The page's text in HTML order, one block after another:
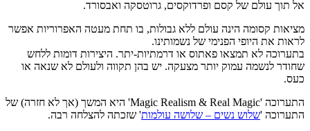
אל תוך עולם של קסם ופרדוקסים, גרוטסקה ואבסורד.
מציאות קסומה הינה עולם ללא גבולות, בו תחת מעטה האפרוריות אפשר
לראות את היופי הפנימי של נשמותינו.
בתערוכה לא תמצאו פאתוס או דרמתיות-יתר. היצירות דומות ללחש
שחודר לנשמה עמוק יותר מצעקה. יש בהן תקווה ולעולם לא שנאה או
כעס.
התערוכה 'Magic Realism & Real Magic' היא המשך (אך לא חזרה) של
התערוכה 'שלוש נשים – שלושה עולמות' שזכתה להצלחה רבה.